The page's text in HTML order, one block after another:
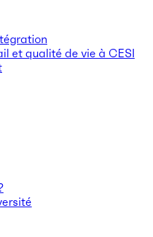
et qualité de vie à CESI